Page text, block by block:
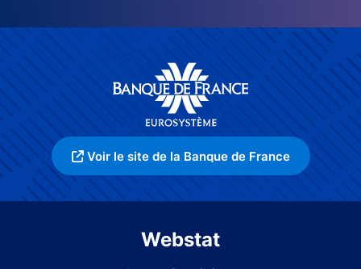
Voir le site de la Banque de France
Webstat